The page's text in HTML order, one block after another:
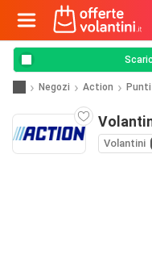
Negozi Action
Volantini